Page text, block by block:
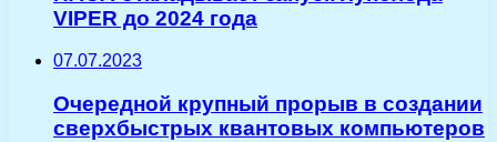
VIPER до 2024 года
07.07.2023
Очередной крупный прорыв в создании
сверхбыстрых квантовых компьютеров